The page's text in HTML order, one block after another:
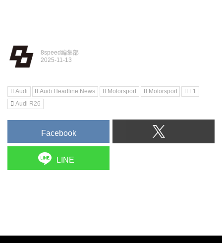
8speed編集部
Audi Audi Headline News Motorsport Motorsport
F1
Audi R26
Facebook
LINE